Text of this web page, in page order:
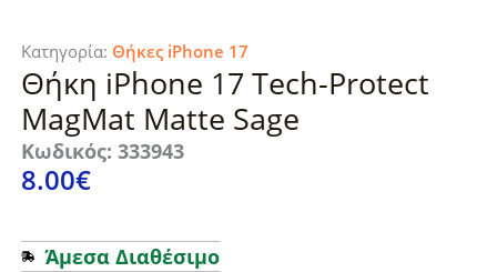
Κατηγορία: Θήκες iPhone 17
Θήκη iPhone 17 Tech-Protect
MagMat Matte Sage
Κωδικός: 333943
8.00€
Άμεσα Διαθέσιμο